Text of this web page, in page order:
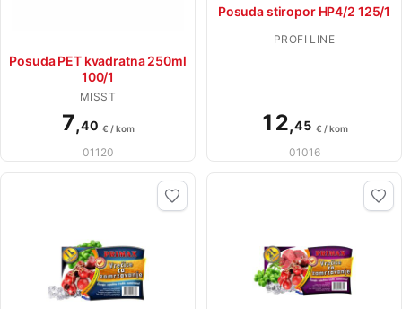
Posuda PET kvadratna 250ml
100/1
MISST
7,40 € / kom
01120
Posuda stiropor HP4/2 125/1
PROFI LINE
12,45 € / kom
01016